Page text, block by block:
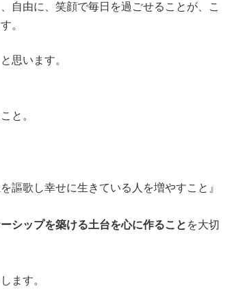
自由に、笑顔で毎日を過ごせることが、こ
。
思います。
と。
謳歌し幸せに生きている人を増やすこと』
シップを築ける土台を心に作ること を大切
ます。